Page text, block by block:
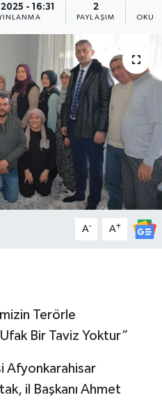
- 16:31 2
PAYLAŞIM
A- A+
Terörle
Bir Taviz Yoktur”
Afyonkarahisar
il Başkanı Ahmet